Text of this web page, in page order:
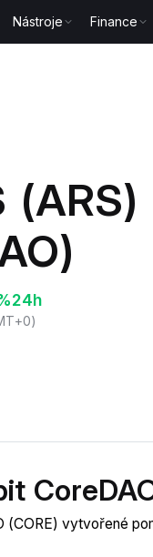
Nástroje Finance
(ARS)
24h
)
(CORE) vytvořené